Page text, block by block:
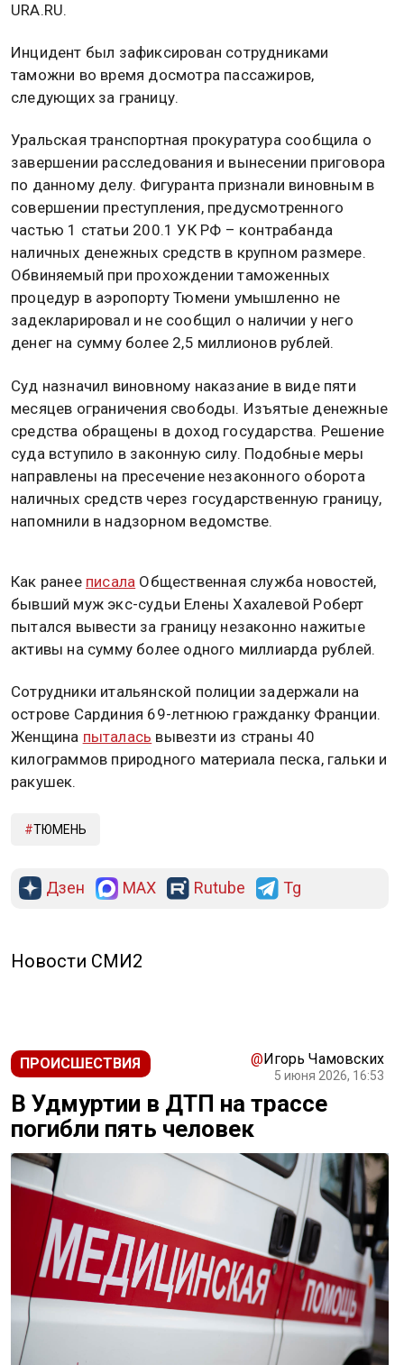
URA.RU.
Инцидент был зафиксирован сотрудниками
таможни во время досмотра пассажиров,
следующих за границу.
Уральская транспортная прокуратура сообщила о
завершении расследования и вынесении приговора
по данному делу. Фигуранта признали виновным в
совершении преступления, предусмотренного
частью 1 статьи 200.1 УК РФ – контрабанда
наличных денежных средств в крупном размере.
Обвиняемый при прохождении таможенных
процедур в аэропорту Тюмени умышленно не
задекларировал и не сообщил о наличии у него
денег на сумму более 2,5 миллионов рублей.
Суд назначил виновному наказание в виде пяти
месяцев ограничения свободы. Изъятые денежные
средства обращены в доход государства. Решение
суда вступило в законную силу. Подобные меры
направлены на пресечение незаконного оборота
наличных средств через государственную границу,
напомнили в надзорном ведомстве.
Как ранее писала Общественная служба новостей,
бывший муж экс-судьи Елены Хахалевой Роберт
пытался вывести за границу незаконно нажитые
активы на сумму более одного миллиарда рублей.
Сотрудники итальянской полиции задержали на
острове Сардиния 69-летнюю гражданку Франции.
Женщина пыталась вывезти из страны 40
килограммов природного материала песка, гальки и
ракушек.
ТЮМЕНЬ
Дзен MAX Rutube Tg
Новости СМИ2
ПРОИСШЕСТВИЯ @Игорь Чамовских
5 июня 2026, 16:53
В Удмуртии в ДТП на трассе
погибли пять человек